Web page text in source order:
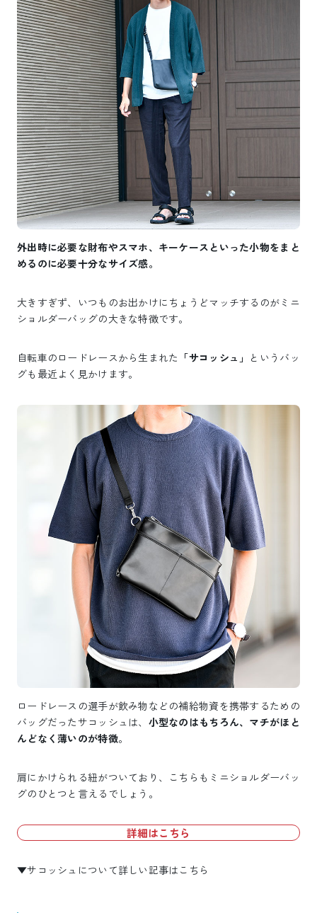
外出時に必要な財布やスマホ、キーケースといった小物をまと
めるのに必要十分なサイズ感。
大きすぎず、いつものお出かけにちょうどマッチするのがミニ
ショルダーバッグの大きな特徴です。
自転車のロードレースから生まれた 「サコッシュ」 というバッ
グも最近よく見かけます。
ロードレースの選手が飲み物などの補給物資を携帯するための
バッグだったサコッシュは、 小型なのはもちろん、マチがほと
んどなく薄いのが特徴。
肩にかけられる紐がついており、こちらもミニショルダーバッ
グのひとつと言えるでしょう。
詳細はこちら
▼サコッシュについて詳しい記事はこちら